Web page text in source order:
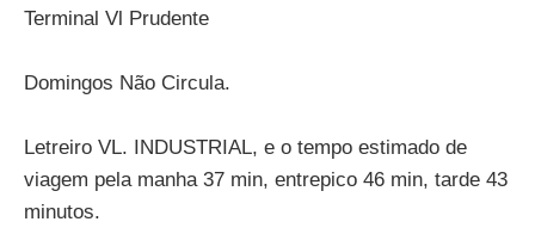
Terminal Vl Prudente
Domingos Não Circula.
Letreiro VL. INDUSTRIAL, e o tempo estimado de
viagem pela manha 37 min, entrepico 46 min, tarde 43
minutos.